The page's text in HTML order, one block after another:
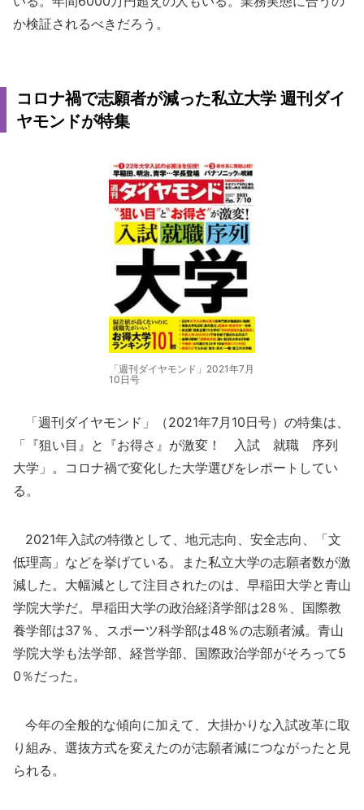
か検証されるべきだろう。
コロナ禍で志願者が減った私立大学 週刊ダイ
ヤモンドが特集
「週刊ダイヤモンド」2021年7月
10日号
「週刊ダイヤモンド」（2021年7月10日号）の特集は、
「『狙い目』と『お得さ』が激変！ 入試 就職 序列
大学」。コロナ禍で変化した大学選びをレポートしてい
る。
2021年入試の特徴として、地元志向、安全志向、「文
低理高」などを挙げている。また私立大学の志願者数が激
減した。大幅減として注目されたのは、早稲田大学と青山
学院大学だ。早稲田大学の政治経済学部は28％、国際教
養学部は37％、スポーツ科学部は48％の志願者減。青山
学院大学も法学部、経営学部、国際政治学部がそろって5
0％だった。
今年の全般的な傾向に加えて、大掛かりな入試改革に取
り組み、選抜方式を変えたのが志願者減につながったと見
られる。